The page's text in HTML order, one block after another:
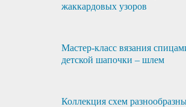
жаккардовых узоров
Мастер-класс вязания
детской шапочки – шлем
Коллекция схем